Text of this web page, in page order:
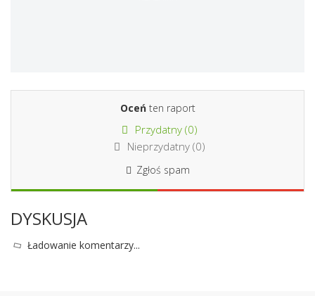
Oceńten raport
Przydatny (0)
Nieprzydatny (0)
Zgłoś spam
DYSKUSJA
Ładowanie komentarzy...